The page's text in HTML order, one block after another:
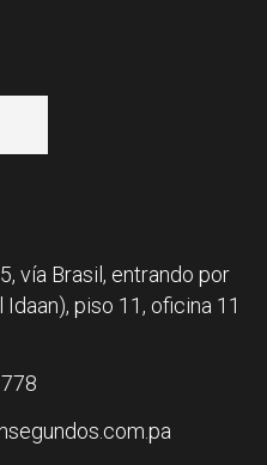
vía Brasil, entrando por
piso 11, oficina 11